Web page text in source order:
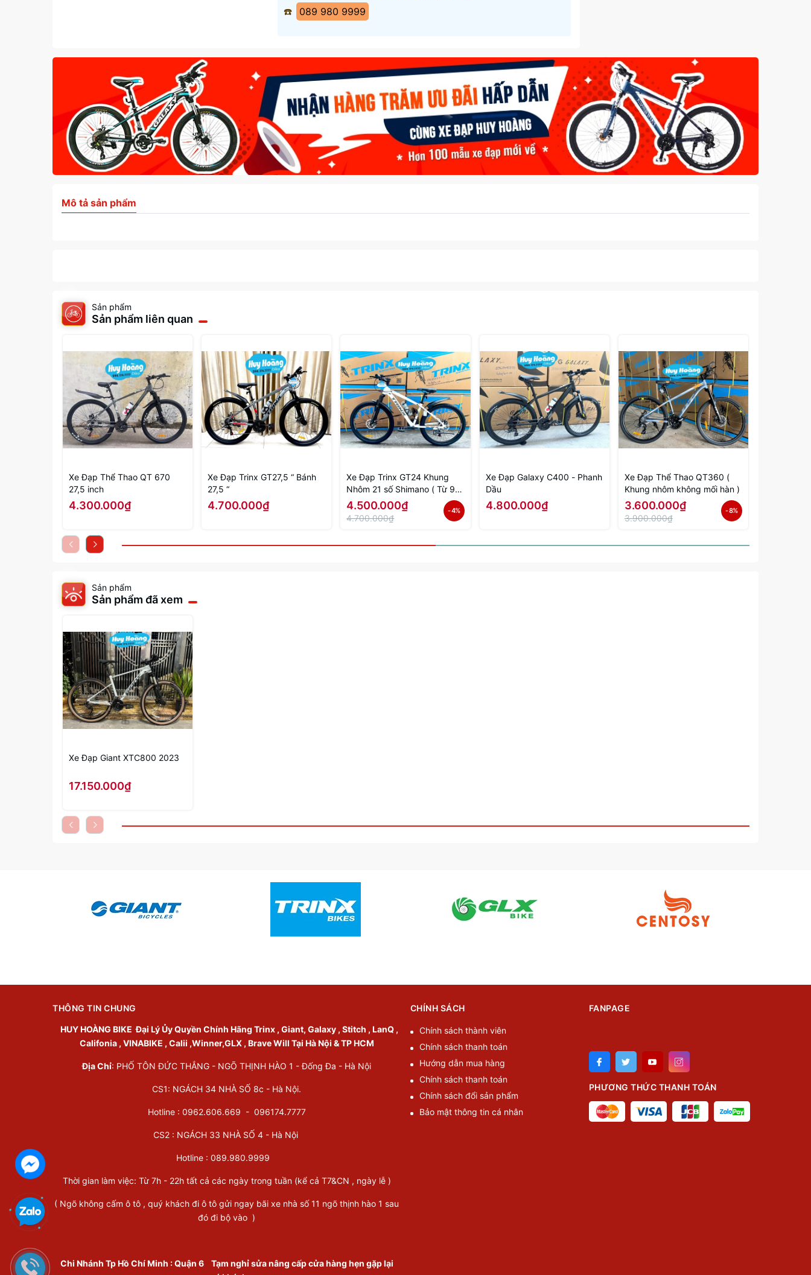
☎️
089 980 9999
Mô tả sản phẩm
Sản phẩm
Sản phẩm liên quan
Xe Đạp Thể Thao QT 670
27,5 inch
4.300.000₫
Xe Đạp Trinx GT27,5 “ Bánh
27,5 “
4.700.000₫
Xe Đạp Trinx GT24 Khung
Nhôm 21 số Shimano ( Từ 9
đến 15 tuổi )
4.500.000₫
4.700.000₫
- 4%
Xe Đạp Galaxy C400 - Phanh
Dầu
4.800.000₫
Xe Đạp Thể Thao QT360 (
Khung nhôm không mối hàn )
3.600.000₫
3.900.000₫
- 8%
Sản phẩm
Sản phẩm đã xem
Xe Đạp Giant XTC800 2023
17.150.000₫
THÔNG TIN CHUNG
HUY HOÀNG BIKE Đại Lý Ủy Quyền Chính Hãng Trinx , Giant, Galaxy , Stitch , LanQ ,
Califonia , VINABIKE , Calii ,Winner,GLX , Brave Will Tại Hà Nội & TP HCM
Địa Chỉ: PHỐ TÔN ĐỨC THẮNG - NGÕ THỊNH HÀO 1 - Đống Đa - Hà Nội
CS1: NGÁCH 34 NHÀ SỐ 8c - Hà Nội.
Hotline : 0962.606.669 - 096174.7777
CS2 : NGÁCH 33 NHÀ SỐ 4 - Hà Nội
Hotline :089.980.9999
Thời gian làm việc: Từ 7h - 22h tất cả các ngày trong tuần (kể cả T7&CN , ngày lễ )
( Ngõ không cấm ô tô , quý khách đi ô tô gửi ngay bãi xe nhà số 11 ngõ thịnh hào 1 sau
đó đi bộ vào )
Chi Nhánh Tp Hồ Chí Minh :Quận 6 Tạm nghỉ sửa nâng cấp cửa hàng hẹn gặp lại
CHÍNH SÁCH
Chính sách thành viên
Chính sách thanh toán
Hướng dẫn mua hàng
Chính sách thanh toán
Chính sách đổi sản phẩm
Bảo mật thông tin cá nhân
FANPAGE
PHƯƠNG THỨC THANH TOÁN